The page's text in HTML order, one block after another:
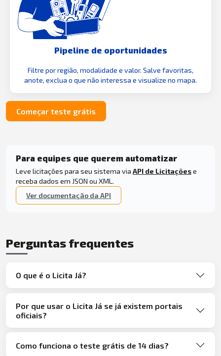
Pipeline de oportunidades
Filtre por região, modalidade e valor. Salve favoritas,
anote, exclua o que não interessa e visualize no mapa.
Começar teste grátis
Para equipes que querem automatizar
Leve licitações para seu sistema via API de Licitaçõese
receba dados em JSON ou XML.
Ver documentação da API
Perguntas frequentes
O que é o Licita Já?
Por que usar o Licita Já se já existem portais
oficiais?
Como funciona o teste grátis de 14 dias?